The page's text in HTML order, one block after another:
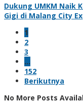
Dukung UMKM Naik
Gigi di Malang City
1
2
3
…
152
Berikutnya
No More Posts